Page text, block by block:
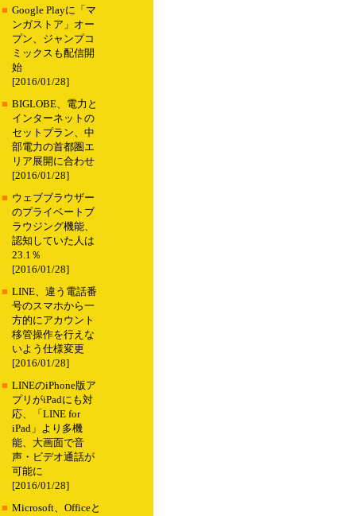
■ Google Playに「マ
ンガストア」オー
プン、ジャンプコ
ミックスも配信開
始
[2016/01/28]
■ BIGLOBE、電力と
インターネットの
セットプラン、中
部電力の首都圏エ
リア展開に合わせ
[2016/01/28]
■ ウェブブラウザー
のプライベートブ
ラウジング機能、
認知していた人は
23.1％
[2016/01/28]
■ LINE、違う電話番
号のスマホから一
方的にアカウント
移管操作を行えな
いよう仕様変更
[2016/01/28]
■ LINEのiPhone版ア
プリがiPadにも対
応、「LINE for
iPad」より多機
能、大画面で音
声・ビデオ通話が
可能に
[2016/01/28]
■ Microsoft、Officeと